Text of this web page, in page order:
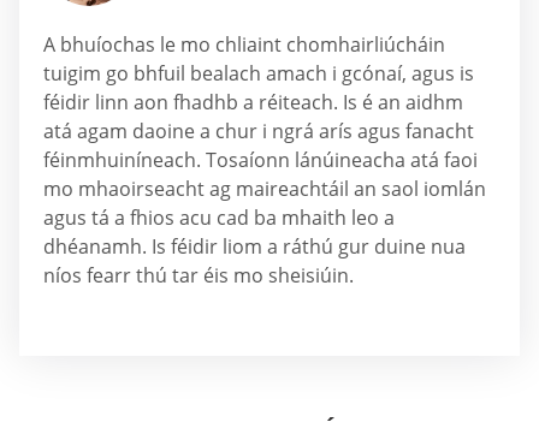
A bhuíochas le mo chliaint chomhairliúcháin
tuigim go bhfuil bealach amach i gcónaí, agus is
féidir linn aon fhadhb a réiteach. Is é an aidhm
atá agam daoine a chur i ngrá arís agus fanacht
féinmhuiníneach. Tosaíonn lánúineacha atá faoi
mo mhaoirseacht ag maireachtáil an saol iomlán
agus tá a fhios acu cad ba mhaith leo a
dhéanamh. Is féidir liom a ráthú gur duine nua
níos fearr thú tar éis mo sheisiúin.